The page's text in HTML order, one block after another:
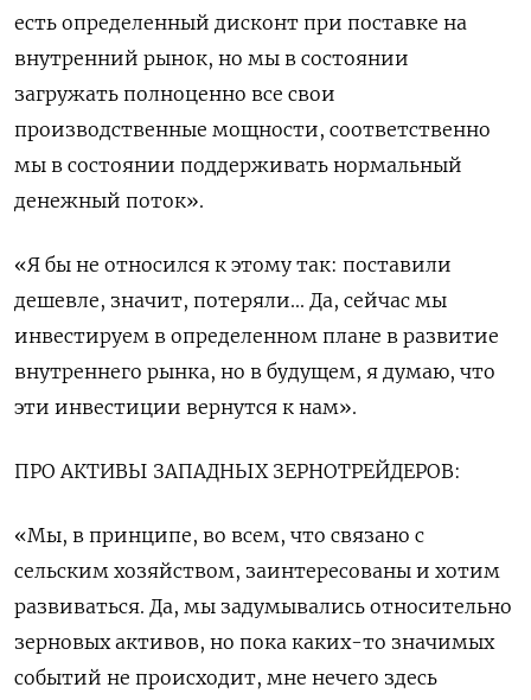
есть определенный дисконт при поставке на
внутренний рынок, но мы в состоянии
загружать полноценно все свои
производственные мощности, соответственно
мы в состоянии поддерживать нормальный
денежный поток».
«Я бы не относился к этому так: поставили
дешевле, значит, потеряли... Да, сейчас мы
инвестируем в определенном плане в развитие
внутреннего рынка, но в будущем, я думаю, что
эти инвестиции вернутся к нам».
ПРО АКТИВЫ ЗАПАДНЫХ ЗЕРНОТРЕЙДЕРОВ:
«Мы, в принципе, во всем, что связано с
сельским хозяйством, заинтересованы и хотим
развиваться. Да, мы задумывались относительно
зерновых активов, но пока каких-то значимых
событий не происходит, мне нечего здесь